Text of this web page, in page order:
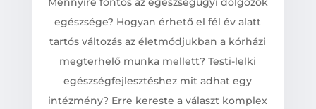
egészsége? Hogyan érhető el fél év alatt
tartós változás az életmódjukban a kórházi
megterhelő munka mellett? Testi-lelki
egészségfejlesztéshez mit adhat egy
intézmény? Erre kereste a választ komplex